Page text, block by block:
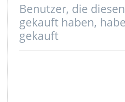
Benutzer, die
gekauft haben,
gekauft